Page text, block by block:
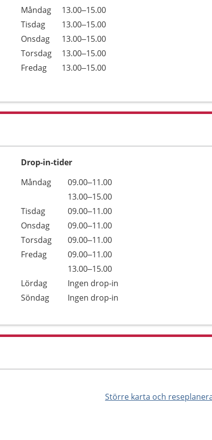
Dag
Öppettider
Kommentarer
Måndag
13.00–15.00
Tisdag
13.00–15.00
Onsdag
13.00–15.00
Torsdag
13.00–15.00
Fredag
13.00–15.00
Drop-in-tider
Måndag
09.00–11.00
13.00–15.00
Tisdag
09.00–11.00
Onsdag
09.00–11.00
Torsdag
09.00–11.00
Fredag
09.00–11.00
13.00–15.00
Lördag
Ingen drop-in
Söndag
Ingen drop-in
Större karta och